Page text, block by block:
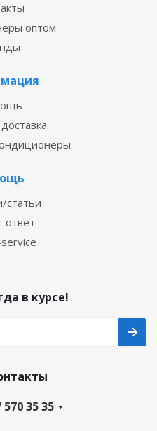
оптом
статьи
ответ
в курсе!
570 35 35